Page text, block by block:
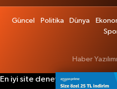
Güncel Politika Dünya
Haber
En iyi site deneyimi sağlamak